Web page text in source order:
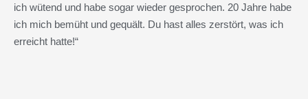
ich wütend und habe sogar wieder gesprochen. 20 Jahre habe
ich mich bemüht und gequält. Du hast alles zerstört, was ich
erreicht hatte!“